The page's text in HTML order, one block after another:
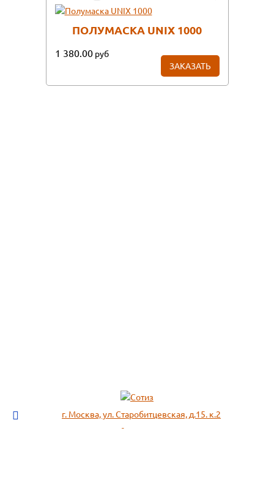
ПОЛУМАСКА UNIX 1000
1 380.00 руб
ЗАКАЗАТЬ
г. Москва, ул. Старобитцевская, д.15. к.2
info@sotizz.ru